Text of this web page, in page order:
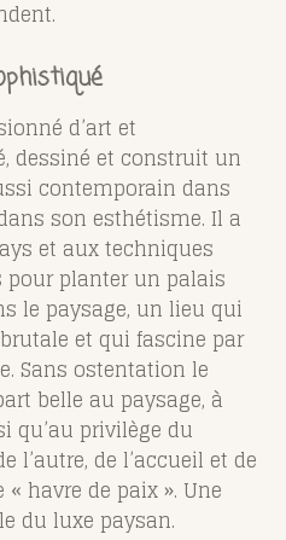
d’art et
dessiné et construit un
contemporain dans
son esthétisme. Il a
et aux techniques
planter un palais
le paysage, un lieu qui
et qui fascine par
Sans ostentation le
belle au paysage, à
qu’au privilège du
l’autre, de l’accueil et de
havre de paix ». Une
du luxe paysan.